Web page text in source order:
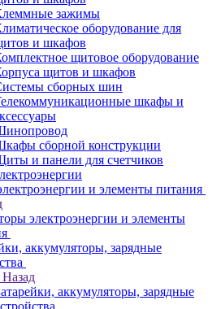
зажимы
оборудование для
и шкафов
щитовое оборудование
щитов и шкафов
сборных шин
шкафы и
сборной конструкции
и панели для счетчиков
и элементы питания
электроэнергии и элементы
аккумуляторы, зарядные
Назад
аккумуляторы, зарядные